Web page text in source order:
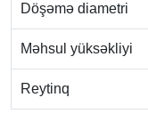
Döşəmə diametri
Məhsul yüksəkliyi
Reytinq